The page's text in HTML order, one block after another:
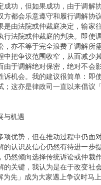
功，但如果成功，由于调解
方都会乐意遵守和履行调解协
是由法院或仲裁庭决定，输家
行法院或仲裁庭的判决。即使
亦不等于完全浪费了调解所
中把争议范围收窄，从而减少
由于调解绝对保密，绝对不会
诉机会。我的建议很简单：即
；这亦是律政司一直以来倡议
与机遇
优势，但在推动过程中仍面
的认识及信心仍然有待进一步
仍然倾向选择传统诉讼或仲裁
的关键，我认为是在于改变社
先」成为大家遇上争议时马上